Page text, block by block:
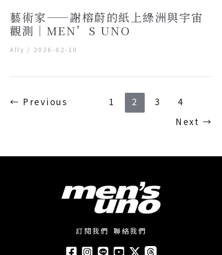
藝術家——謝榕蔚的紙上綠洲與宇宙
觀測｜MEN’S UNO
Ally / 2026-02-10
← Previous 1 2 3
4
Next →
訂閱我們 聯絡我們